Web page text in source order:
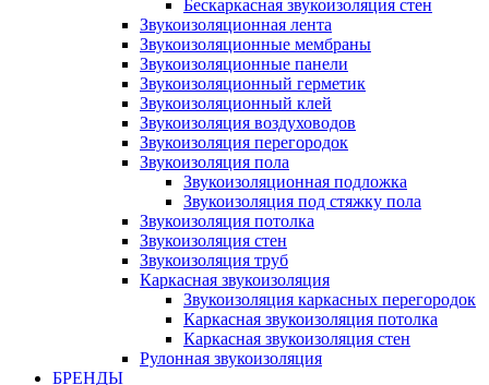
Бескаркасная звукоизоляция стен
Звукоизоляционная лента
Звукоизоляционные мембраны
Звукоизоляционные панели
Звукоизоляционный герметик
Звукоизоляционный клей
Звукоизоляция воздуховодов
Звукоизоляция перегородок
Звукоизоляция пола
Звукоизоляционная подложка
Звукоизоляция под стяжку пола
Звукоизоляция потолка
Звукоизоляция стен
Звукоизоляция труб
Каркасная звукоизоляция
Звукоизоляция каркасных перегородок
Каркасная звукоизоляция потолка
Каркасная звукоизоляция стен
Рулонная звукоизоляция
БРЕНДЫ